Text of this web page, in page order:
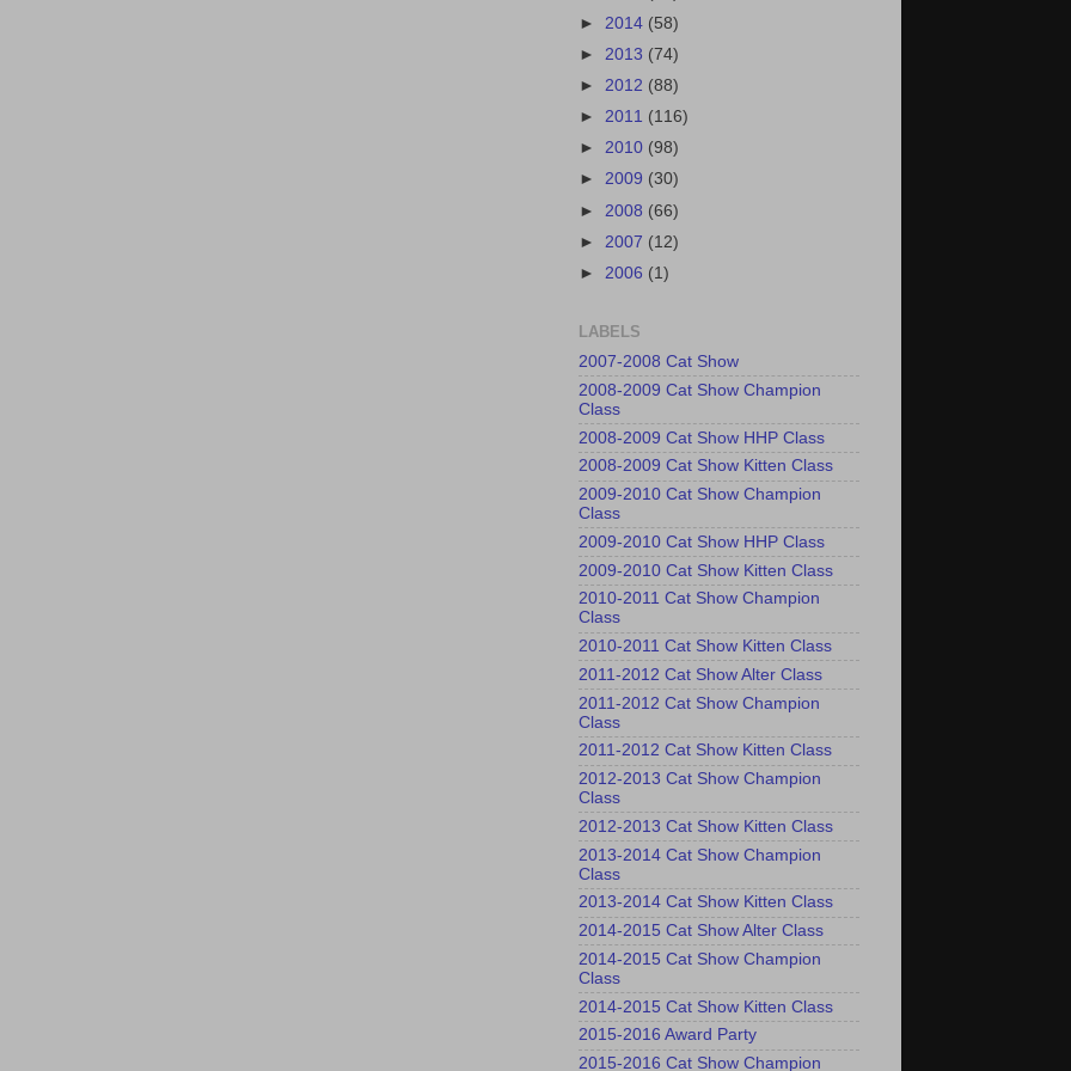
► 2014 (58)
► 2013 (74)
► 2012 (88)
► 2011 (116)
► 2010 (98)
► 2009 (30)
► 2008 (66)
► 2007 (12)
► 2006 (1)
LABELS
2007-2008 Cat Show
2008-2009 Cat Show Champion
Class
2008-2009 Cat Show HHP Class
2008-2009 Cat Show Kitten Class
2009-2010 Cat Show Champion
Class
2009-2010 Cat Show HHP Class
2009-2010 Cat Show Kitten Class
2010-2011 Cat Show Champion
Class
2010-2011 Cat Show Kitten Class
2011-2012 Cat Show Alter Class
2011-2012 Cat Show Champion
Class
2011-2012 Cat Show Kitten Class
2012-2013 Cat Show Champion
Class
2012-2013 Cat Show Kitten Class
2013-2014 Cat Show Champion
Class
2013-2014 Cat Show Kitten Class
2014-2015 Cat Show Alter Class
2014-2015 Cat Show Champion
Class
2014-2015 Cat Show Kitten Class
2015-2016 Award Party
2015-2016 Cat Show Champion